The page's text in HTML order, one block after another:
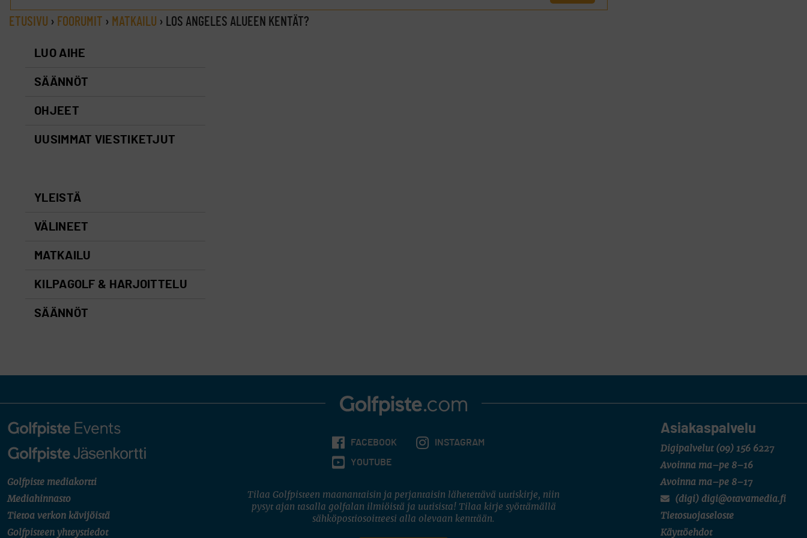
ETUSIVU › FOORUMIT › MATKAILU › LOS ANGELES ALUEEN KENTÄT?
LUO AIHE
SÄÄNNÖT
OHJEET
UUSIMMAT VIESTIKETJUT
YLEISTÄ
VÄLINEET
MATKAILU
KILPAGOLF & HARJOITTELU
SÄÄNNÖT
Golfpiste mediakortti
Mediahinnasto
Tietoa verkon kävijöistä
Golfpisteen yhteystiedot
Asiakaspalvelu
Digipalvelut (09) 156 6227
Avoinna ma–pe 8–16
Avoinna ma–pe 8–17
(digi) digi@otavamedia.fi
Tietosuojaseloste
Käyttöehdot
FACEBOOK INSTAGRAM
YOUTUBE
Tilaa Golfpisteen maanantaisin ja perjantaisin lähetettävä uutiskirje, niin
pysyt ajan tasalla golfalan ilmiöistä ja uutisista! Tilaa kirje syöttämällä
sähköpostiosoitteesi alla olevaan kenttään.